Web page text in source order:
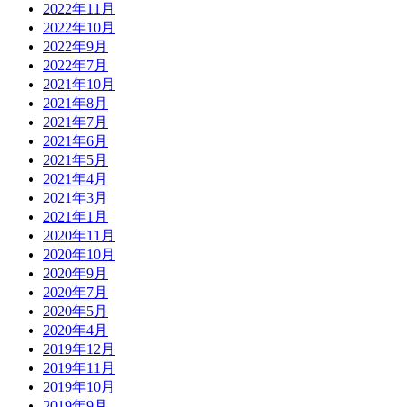
2022年11月
2022年10月
2022年9月
2022年7月
2021年10月
2021年8月
2021年7月
2021年6月
2021年5月
2021年4月
2021年3月
2021年1月
2020年11月
2020年10月
2020年9月
2020年7月
2020年5月
2020年4月
2019年12月
2019年11月
2019年10月